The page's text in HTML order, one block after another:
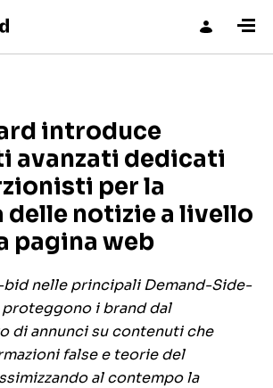
introduce
avanzati dedicati
per la
delle notizie a livello
pagina web
nelle principali Demand-Side-
proteggono i brand dal
di annunci su contenuti che
false e teorie del
al contempo la